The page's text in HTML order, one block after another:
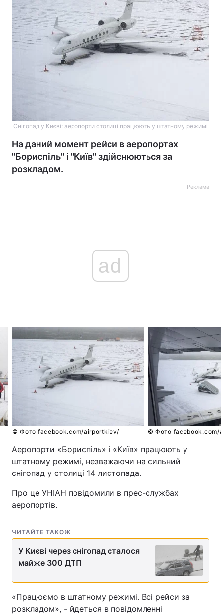
Снігопад у Києві: аеропорти столиці працюють у штатному режимі
На даний момент рейси в аеропортах
"Бориспіль" і "Київ" здійснюються за
розкладом.
Реклама
ad
© Фото facebook.com/airportkiev/ © Фото
Аеропорти «Бориспіль» і «Київ» працюють у
штатному режимі, незважаючи на сильний
снігопад у столиці 14 листопада.
Про це УНІАН повідомили в прес-службах
аеропортів.
ЧИТАЙТЕ ТАКОЖ
У Києві через снігопад сталося
майже 300 ДТП
«Працюємо в штатному режимі. Всі рейси за
розкладом», - йдеться в повідомленні